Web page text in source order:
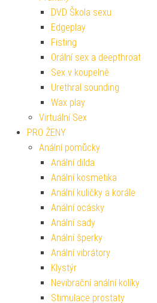
DVD Škola sexu
Edgeplay
Fisting
Orální sex a deepthroat
Sex v koupelně
Urethral sounding
Wax play
Virtuální Sex
PRO ŽENY
Anální pomůcky
Anální dilda
Anální kosmetika
Anální kuličky a korále
Anální ocásky
Anální sady
Anální šperky
Anální vibrátory
Klystýr
Nevibrační anální kolíky
Stimulace prostaty